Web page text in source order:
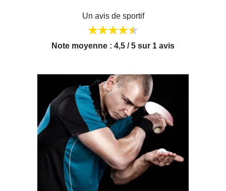
Un avis de sportif
Note moyenne : 4,5 / 5 sur 1 avis